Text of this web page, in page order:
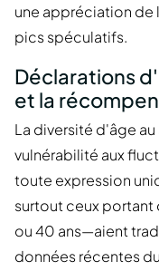
une appréciation de
pics spéculatifs.
Déclarations
et la
La diversité d'âge
vulnérabilité aux
toute expression
surtout ceux
ou 40 ans—aient
données récentes